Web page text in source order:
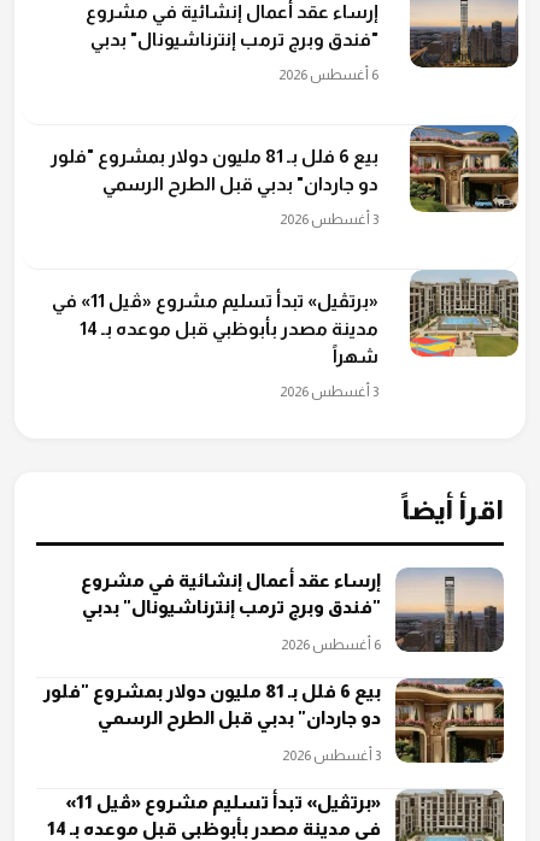
إرساء عقد أعمال إنشائية في مشروع
"فندق وبرج ترمب إنترناشيونال" بدبي
6 أغسطس 2026
بيع 6 فلل بـ 81 مليون دولار بمشروع "فلور
دو جاردان" بدبي قبل الطرح الرسمي
3 أغسطس 2026
«برتڤيل» تبدأ تسليم مشروع «ڤيل 11» في
مدينة مصدر بأبوظبي قبل موعده بـ 14
شهراً
3 أغسطس 2026
اقرأ أيضاً
إرساء عقد أعمال إنشائية في مشروع
"فندق وبرج ترمب إنترناشيونال" بدبي
6 أغسطس 2026
بيع 6 فلل بـ 81 مليون دولار بمشروع "فلور
دو جاردان" بدبي قبل الطرح الرسمي
3 أغسطس 2026
«برتڤيل» تبدأ تسليم مشروع «ڤيل 11»
في مدينة مصدر بأبوظبي قبل موعده بـ 14